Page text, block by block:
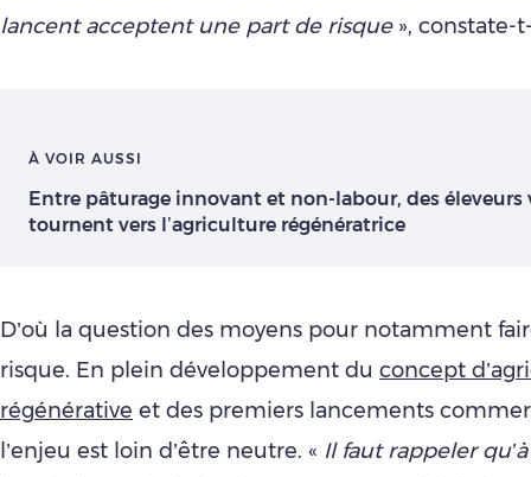
lancent acceptent une part de risque», constate-
À VOIR AUSSI
Entre pâturage innovant et non-labour, des éleveurs
tournent vers l’agriculture régénératrice
D’où la question des moyens pour notamment
risque. En plein développement du concept
régénérative et des premiers lancements
l’enjeu est loin d’être neutre. « Il faut rappeler